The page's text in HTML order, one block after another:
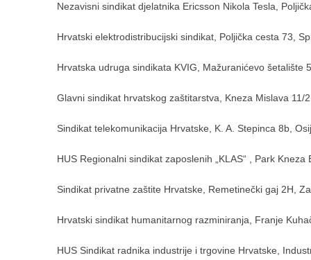
Nezavisni sindikat djelatnika Ericsson Nikola Tesla,
Hrvatski elektrodistribucijski sindikat, Poljička cesta 73,
Hrvatska udruga sindikata KVIG, Mažuranićevo šetalište
Glavni sindikat hrvatskog zaštitarstva, Kneza Mislava 11/
Sindikat telekomunikacija Hrvatske, K. A. Stepinca 8b,
HUS Regionalni sindikat zaposlenih „KLAS“ , Park Kneza
Sindikat privatne zaštite Hrvatske, Remetinečki gaj 2H,
Hrvatski sindikat humanitarnog razminiranja, Franje
HUS Sindikat radnika industrije i trgovine Hrvatske,